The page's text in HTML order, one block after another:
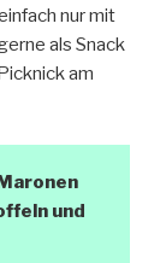
nur mit
als Snack
am
und